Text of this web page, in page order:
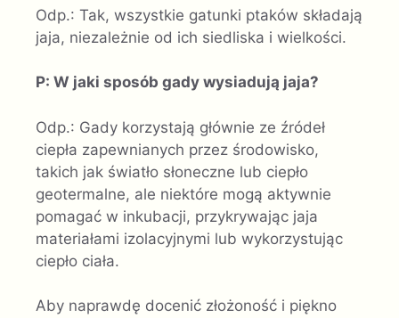
Odp.: Tak, wszystkie gatunki ptaków składają
jaja, niezależnie od ich siedliska i wielkości.
P: W jaki sposób gady wysiadują jaja?
Odp.: Gady korzystają głównie ze źródeł
ciepła zapewnianych przez środowisko,
takich jak światło słoneczne lub ciepło
geotermalne, ale niektóre mogą aktywnie
pomagać w inkubacji, przykrywając jaja
materiałami izolacyjnymi lub wykorzystując
ciepło ciała.
Aby naprawdę docenić złożoność i piękno